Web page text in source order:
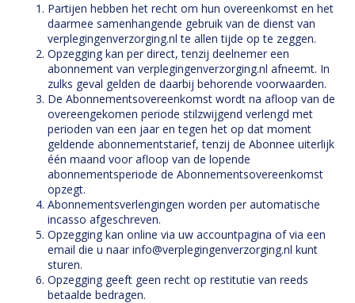
Partijen hebben het recht om hun overeenkomst en het
daarmee samenhangende gebruik van de dienst van
verplegingenverzorging.nl te allen tijde op te zeggen.
Opzegging kan per direct, tenzij deelnemer een
abonnement van verplegingenverzorging.nl afneemt. In
zulks geval gelden de daarbij behorende voorwaarden.
De Abonnementsovereenkomst wordt na afloop van de
overeengekomen periode stilzwijgend verlengd met
perioden van een jaar en tegen het op dat moment
geldende abonnementstarief, tenzij de Abonnee uiterlijk
één maand voor afloop van de lopende
abonnementsperiode de Abonnementsovereenkomst
opzegt.
Abonnementsverlengingen worden per automatische
incasso afgeschreven.
Opzegging kan online via uw accountpagina of via een
email die u naar info@verplegingenverzorging.nl kunt
sturen.
Opzegging geeft geen recht op restitutie van reeds
betaalde bedragen.